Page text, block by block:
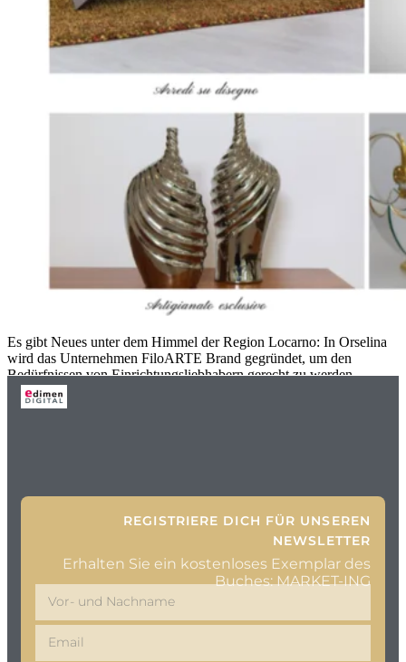
Es gibt Neues unter dem Himmel der Region Locarno: In Orselina
wird das Unternehmen FiloARTE Brand gegründet, um den
Bedürfnissen von Einrichtungsliebhabern gerecht zu werden
REGISTRIERE DICH FÜR UNSEREN
NEWSLETTER
Erhalten Sie ein kostenloses Exemplar des
Buches: MARKET-ING